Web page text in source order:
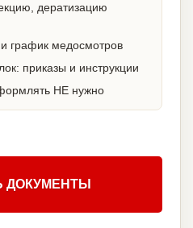
дератизацию
график медосмотров
приказы и инструкции
НЕ нужно
ДОКУМЕНТЫ